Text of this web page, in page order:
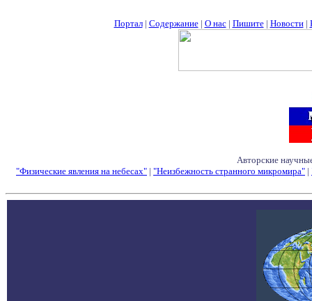
Портал| Содержание| О нас| Пишите| Новости|
Авторские
"Физические явления на небесах" | "Неизбежность странного микромира" |